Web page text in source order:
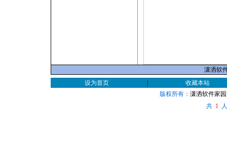
潇洒软
设为首页
|
收藏本站
版权所有： 潇洒软件家园
共